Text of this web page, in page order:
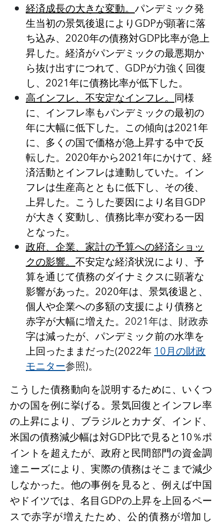
経済成長の大きな変動。パンデミック発
生当初の景気後退によりGDPが顕著に落
ち込み、2020年の債務対GDP比率が急上
昇した。経済がパンデミックの最悪期か
ら抜け出すにつれて、GDPが力強く回復
し、2021年に債務比率が低下した。
高インフレ、不安定なインフレ。同様
に、インフレ率もパンデミックの最初の
年に大幅に低下した。この傾向は2021年
に、多くの国で価格が急上昇する中で反
転した。2020年から2021年にかけて、経
済活動とインフレは連動していた。イン
フレは生産高とともに低下し、その後、
上昇した。こうした要因により名目GDP
が大きく変動し、債務比率が変わる一因
となった。
政府、企業、家計の予算への経済ショッ
クの影響。不安定な経済状況により、予
算を通じて債務のダイナミクスに顕著な
影響があった。 2020年は、景気後退と、
個人や企業への多額の支援により債務と
赤字が大幅に増えた。 2021年は、財政赤
字は減ったが、パンデミック前の水準を
上回ったままだった(2022年10月の財政
モニター参照)。
こうした債務動向を説明するために、いくつ
かの国を例に挙げる。景気回復とインフレ率
の上昇により、ブラジルとカナダ、インド、
米国の債務減少幅は対GDP比で見ると10％ポ
イントを超えたが、政府と民間部門の資金調
達ニーズにより、実際の債務はそこまで減少
しなかった。他の事例を見ると、例えば中国
やドイツでは、名目GDPの上昇を上回るペー
スで赤字が増えたため、公的債務が増加し